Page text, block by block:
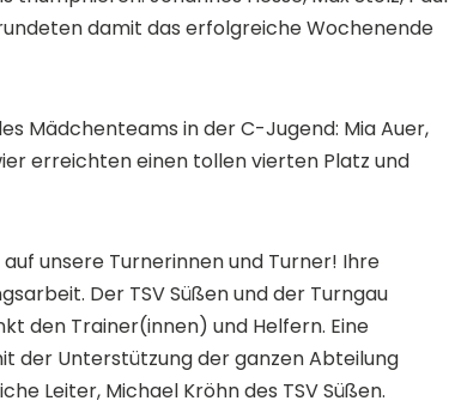
damit das erfolgreiche Wochenende
Mädchenteams in der C-Jugend: Mia Auer,
erreichten einen tollen vierten Platz und
unsere Turnerinnen und Turner! Ihre
Der TSV Süßen und der Turngau
den Trainer(innen) und Helfern. Eine
der Unterstützung der ganzen Abteilung
Leiter, Michael Kröhn des TSV Süßen.